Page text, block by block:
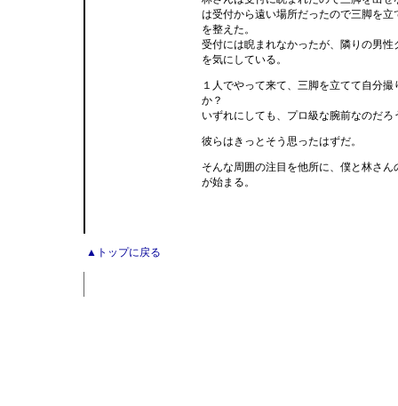
は受付から遠い場所だったので三脚を立
を整えた。
受付には睨まれなかったが、隣りの男性
を気にしている。
１人でやって来て、三脚を立てて自分
か？
いずれにしても、プロ級な腕前なのだろ
彼らはきっとそう思ったはずだ。
そんな周囲の注目を他所に、僕と林さん
が始まる。
▲トップに戻る